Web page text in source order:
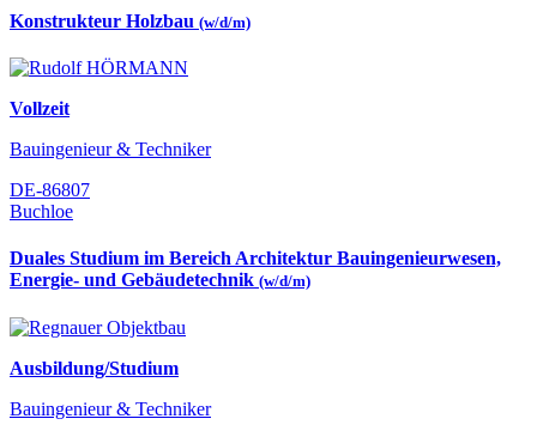
Konstrukteur Holzbau (w/d/m)
Vollzeit
Bauingenieur & Techniker
DE-86807
Buchloe
Duales Studium im Bereich Architektur Bauingenieurwesen,
Energie- und Gebäudetechnik (w/d/m)
Ausbildung/Studium
Bauingenieur & Techniker